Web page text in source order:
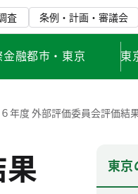
査 条例・計画・審議会
金融都市・東京 東
年度 外部評価委員会評価結
東京